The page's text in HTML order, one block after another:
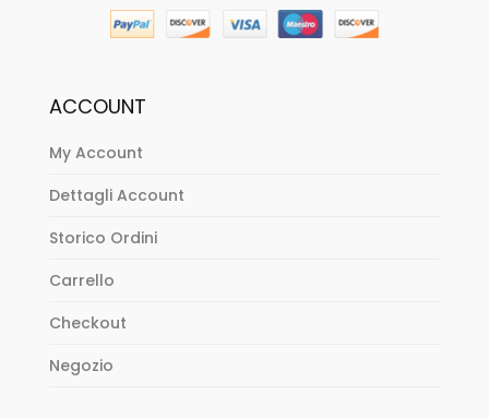
ACCOUNT
My Account
Dettagli Account
Storico Ordini
Carrello
Checkout
Negozio